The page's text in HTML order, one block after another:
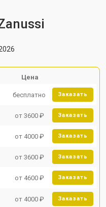
Цена
бесплатно Заказать
от 3600 ₽ Заказать
от 4000 ₽ Заказать
от 3600 ₽ Заказать
от 4600 ₽ Заказать
от 4000 ₽ Заказать